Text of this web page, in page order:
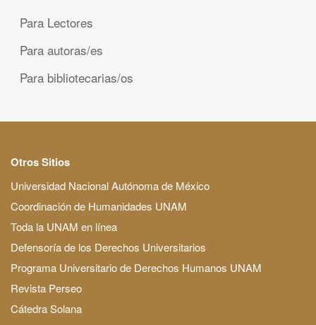
Para Lectores
Para autoras/es
Para bibliotecarias/os
Otros Sitios
Universidad Nacional Autónoma de México
Coordinación de Humanidades UNAM
Toda la UNAM en línea
Defensoría de los Derechos Universitarios
Programa Universitario de Derechos Humanos UNAM
Revista Perseo
Cátedra Solana